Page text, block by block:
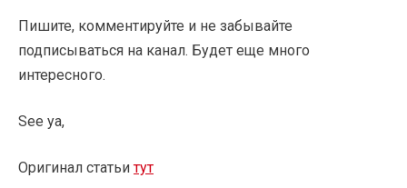
Пишите, комментируйте и не забывайте
подписываться на канал. Будет еще много
интересного.
See ya,
Оригинал статьитут